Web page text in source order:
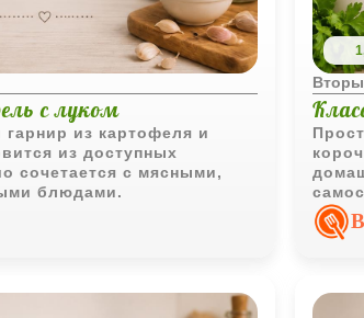
с луком
из картофеля и
из доступных
сочетается с мясными,
блюдами.
в
рыбе